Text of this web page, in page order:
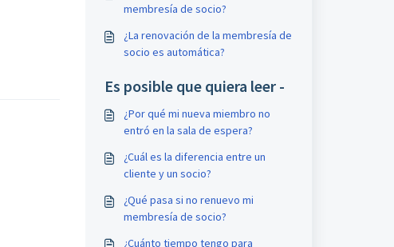
membresía de socio?
¿La renovación de la membresía de
socio es automática?
Es posible que quiera leer -
¿Por qué mi nueva miembro no
entró en la sala de espera?
¿Cuál es la diferencia entre un
cliente y un socio?
¿Qué pasa si no renuevo mi
membresía de socio?
¿Cuánto tiempo tengo para